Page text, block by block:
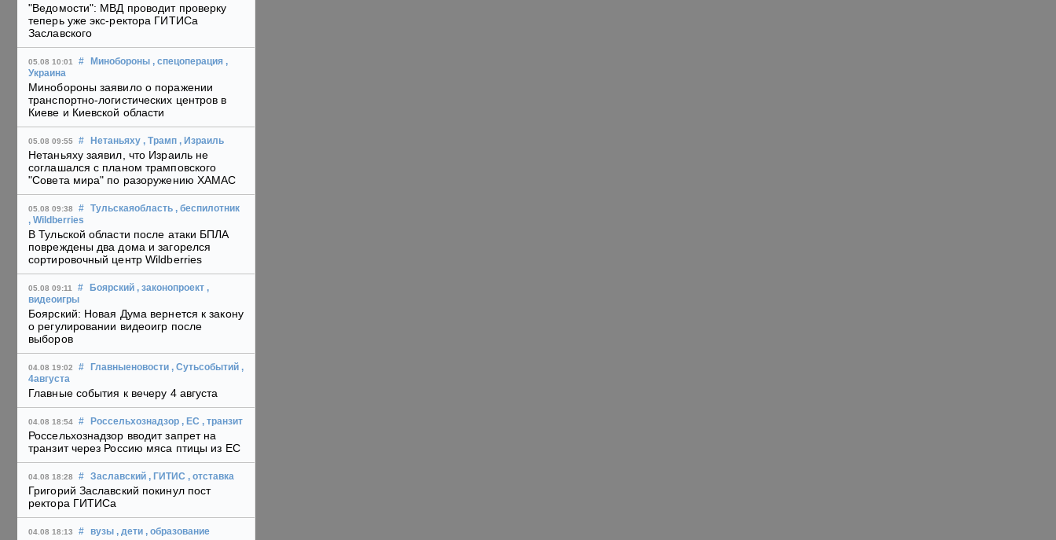
"Ведомости": МВД проводит проверку
теперь уже экс-ректора ГИТИСа
Заславского
05.08 10:01 # Минобороны , спецоперация ,
Украина
Минобороны заявило о поражении
транспортно-логистических центров в
Киеве и Киевской области
05.08 09:55 # Нетаньяху , Трамп , Израиль
Нетаньяху заявил, что Израиль не
соглашался с планом трамповского
"Совета мира" по разоружению ХАМАС
05.08 09:38 # Тульскаяобласть , беспилотник
, Wildberries
В Тульской области после атаки БПЛА
повреждены два дома и загорелся
сортировочный центр Wildberries
05.08 09:11 # Боярский , законопроект ,
видеоигры
Боярский: Новая Дума вернется к закону
о регулировании видеоигр после
выборов
04.08 19:02 # Главныеновости , Сутьсобытий ,
4августа
Главные события к вечеру 4 августа
04.08 18:54 # Россельхознадзор , ЕС , транзит
Россельхознадзор вводит запрет на
транзит через Россию мяса птицы из ЕС
04.08 18:28 # Заславский , ГИТИС , отставка
Григорий Заславский покинул пост
ректора ГИТИСа
04.08 18:13 # вузы , дети , образование